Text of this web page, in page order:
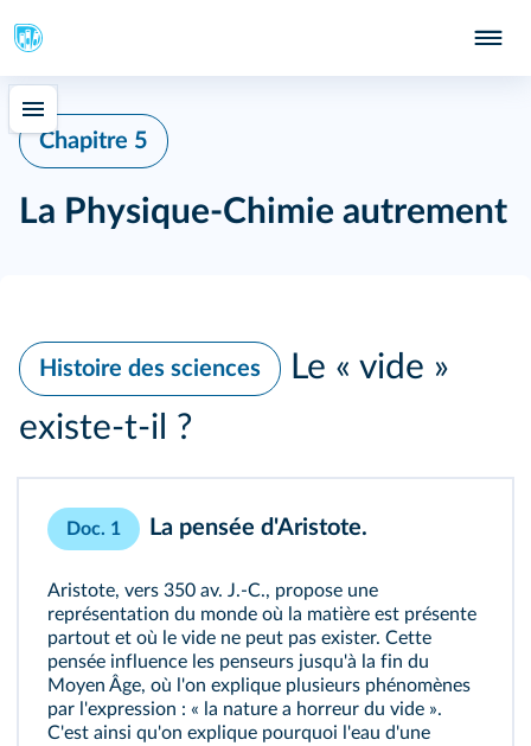
Chapitre 5
La Physique-Chimie autrement
Histoire des sciences
Le « vide »
existe-t-il ?
Doc. 1 La pensée d'Aristote.
Aristote, vers 350 av. J.-C., propose une
représentation du monde où la matière est présente
partout et où le vide ne peut pas exister. Cette
pensée influence les penseurs jusqu'à la fin du
Moyen Âge, où l'on explique plusieurs phénomènes
par l'expression : « la nature a horreur du vide ».
C'est ainsi qu'on explique pourquoi l'eau d'une